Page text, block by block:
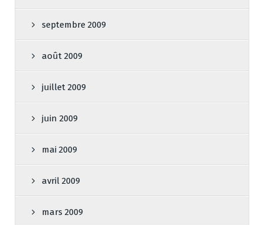
septembre 2009
août 2009
juillet 2009
juin 2009
mai 2009
avril 2009
mars 2009